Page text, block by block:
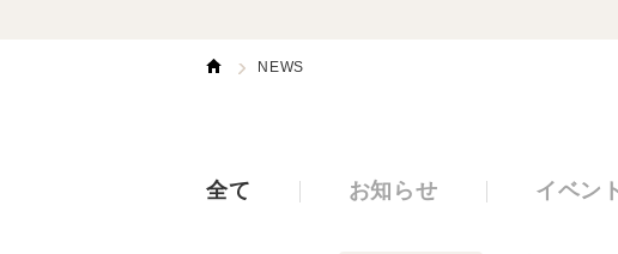
NEWS
全て お知らせ イベント